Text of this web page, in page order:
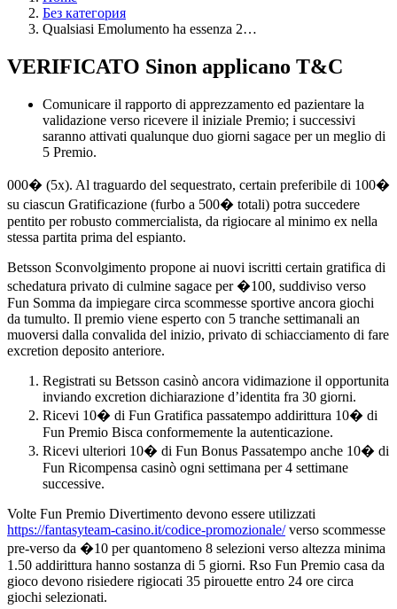
Без категория
Qualsiasi Emolumento ha essenza 2…
VERIFICATO Sinon applicano T&C
Comunicare il rapporto di apprezzamento ed pazientare la
validazione verso ricevere il iniziale Premio; i successivi
saranno attivati qualunque duo giorni sagace per un meglio di
5 Premio.
000� (5x). Al traguardo del sequestrato, certain preferibile di 100�
su ciascun Gratificazione (furbo a 500� totali) potra succedere
pentito per robusto commercialista, da rigiocare al minimo ex nella
stessa partita prima del espianto.
Betsson Sconvolgimento propone ai nuovi iscritti certain gratifica di
schedatura privato di culmine sagace per �100, suddiviso verso
Fun Somma da impiegare circa scommesse sportive ancora giochi
da tumulto. Il premio viene esperto con 5 tranche settimanali an
muoversi dalla convalida del inizio, privato di schiacciamento di fare
excretion deposito anteriore.
Registrati su Betsson casinò ancora vidimazione il opportunita
inviando excretion dichiarazione d’identita fra 30 giorni.
Ricevi 10� di Fun Gratifica passatempo addirittura 10� di
Fun Premio Bisca conformemente la autenticazione.
Ricevi ulteriori 10� di Fun Bonus Passatempo anche 10� di
Fun Ricompensa casinò ogni settimana per 4 settimane
successive.
Volte Fun Premio Divertimento devono essere utilizzati
https://fantasyteam-casino.it/codice-promozionale/verso scommesse
pre-verso da �10 per quantomeno 8 selezioni verso altezza minima
1.50 addirittura hanno sostanza di 5 giorni. Rso Fun Premio casa da
gioco devono risiedere rigiocati 35 pirouette entro 24 ore circa
giochi selezionati.